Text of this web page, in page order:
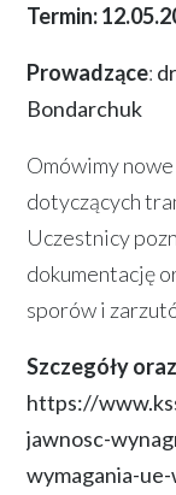
Termin:
Prowadzące:
Bondarchuk
Omówimy
dotyczących
Uczestnicy
dokumentację
sporów i
Szczegóły
https://
jawnosc-
wymagania-